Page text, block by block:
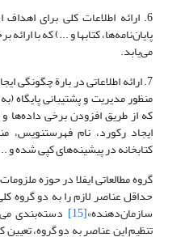
6. ارائه اطلاعات کلی برای
پایان‌نامه‌ها، کتابها و ...) که با
می‌یابد.
7. ارائه اطلاعاتی در بارة چگونگی
منظور مدیریت و پشتیبانی پایگاه
که از طریق افزودن برخی داده‌ها و
ایجاد رکورد، نام فهرستنویس،
کتابخانه در پیشینه‌های کپی شده
گروه مطالعاتی ایفلا در حوزه
حداقل عناصر لازم را به دو گروه
سازمان‌دهنده»[15]
تنظیم این عناصر به دو گروه،